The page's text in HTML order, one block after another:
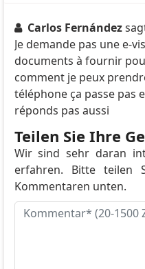
Carlos Fernández
Je demande pas une e-
documents à fournir
comment je peux
téléphone ça passe pas
réponds pas aussi
Teilen Sie Ihre
Wir sind sehr daran
erfahren. Bitte teilen
Kommentaren unten.